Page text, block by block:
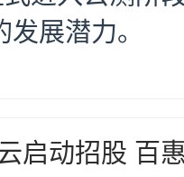
展潜力。
启动招股 百